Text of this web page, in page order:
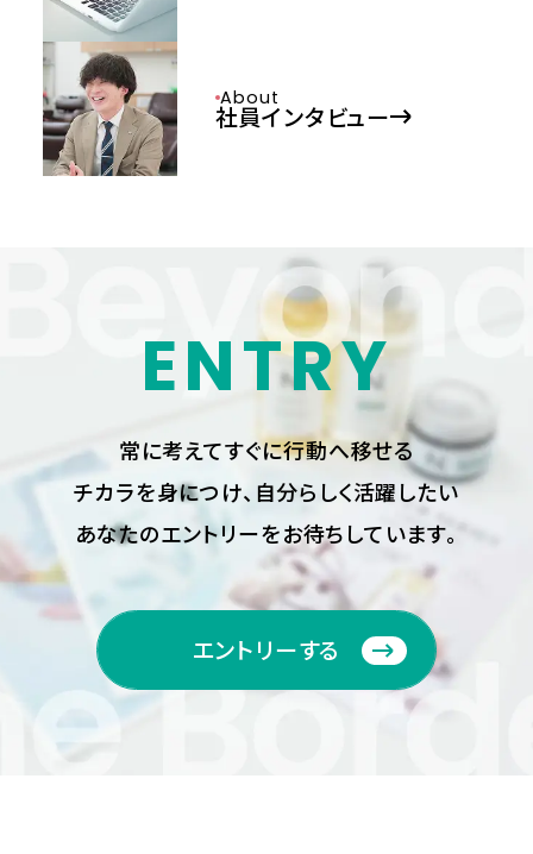
About
社員インタビュー
ENTRY
常に考えてすぐに行動へ移せる
チカラを身につけ、 自分らしく活躍したい
あなたのエントリーをお待ちしています。
エントリーする
エントリーする